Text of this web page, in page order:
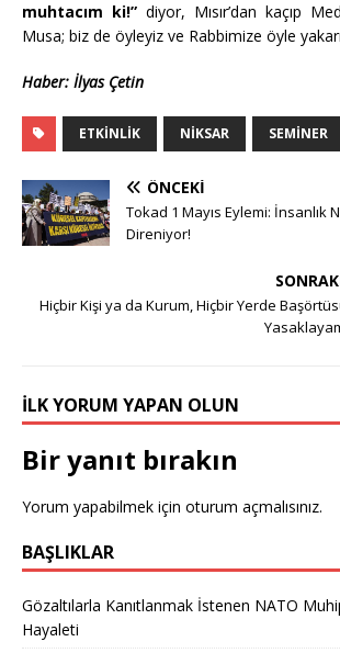
muhtacım ki!” diyor, Mısır’dan kaçıp
Musa; biz de öyleyiz ve Rabbimize öyle
Haber: İlyas Çetin
ETKINLIK NIKSAR SEMINER
ÖNCEKI
Tokad 1 Mayıs Eylemi: İnsanlık
Direniyor!
Hiçbir Kişi ya da Kurum, Hiçbir Yerde
İLK YORUM YAPAN OLUN
Bir yanıt bırakın
Yorum yapabilmek için oturum açmalısınız.
BAŞLIKLAR
Gözaltılarla Kanıtlanmak İstenen NATO
Hayaleti